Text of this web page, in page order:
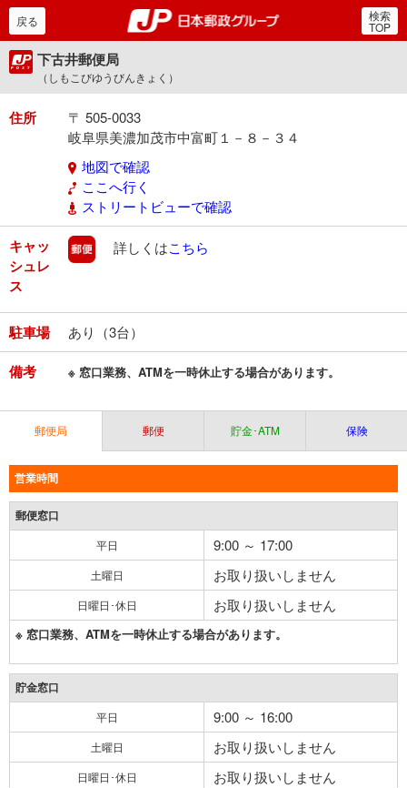
郵便局・日本郵政グルー
戻る 検索
TOP
下古井郵便局
（しもこびゆうびんきょく）
住所
〒 505-0033
岐阜県美濃加茂市中富町１－８－３４
地図で確認
ここへ行く
ストリートビューで確認
キャッ
シュレ
ス
郵便
詳しくはこちら
駐車場 あり（3台）
備考 ※ 窓口業務、ATMを一時休止する場合があります。
郵便局 郵便 貯金･ATM 保険
営業時間
郵便窓口
平日 9:00 ～ 17:00
土曜日 お取り扱いしません
日曜日･休日 お取り扱いしません
※ 窓口業務、ATMを一時休止する場合があります。
貯金窓口
平日 9:00 ～ 16:00
土曜日 お取り扱いしません
日曜日･休日 お取り扱いしません